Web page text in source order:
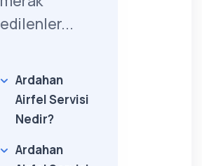
edilenler...
Ardahan
Airfel Servisi
Nedir?
Ardahan